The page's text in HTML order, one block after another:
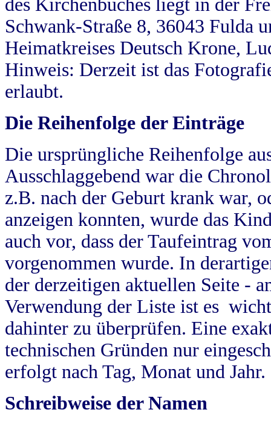
des Kirchenbuches liegt in der
Schwank-Straße 8, 36043 Fulda
Heimatkreises Deutsch Krone,
Hinweis: Derzeit ist das
erlaubt.
Die Reihenfolge der Einträge
Die ursprüngliche Reihenfolge
Ausschlaggebend war die
z.B. nach der Geburt krank war,
anzeigen konnten, wurde das
auch vor, dass der Taufeintrag
vorgenommen wurde. In
der derzeitigen aktuellen Seite -
Verwendung der Liste ist es
dahinter zu überprüfen. Eine
technischen Gründen nur
erfolgt nach Tag, Monat und Jahr.
Schreibweise der Namen